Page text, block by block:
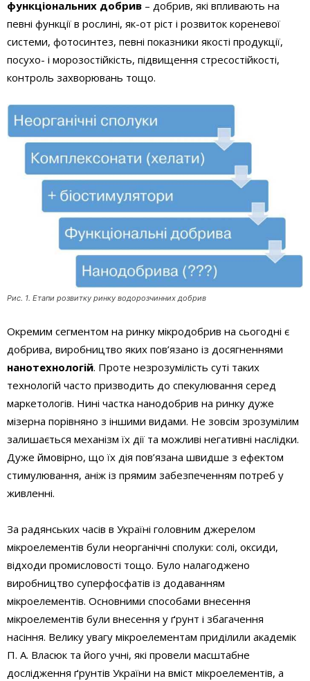
функціональних добрив – добрив, які впливають на
певні функції в рослині, як-от ріст і розвиток кореневої
системи, фотосинтез, певні показники якості продукції,
посухо- і морозостійкість, підвищення стресостійкості,
контроль захворювань тощо.
Рис. 1. Етапи розвитку ринку водорозчинних добрив
Окремим сегментом на ринку мікродобрив на сьогодні є
добрива, виробництво яких пов’язано із досягненнями
нанотехнологій. Проте незрозумілість суті таких
технологій часто призводить до спекулювання серед
маркетологів. Нині частка нанодобрив на ринку дуже
мізерна порівняно з іншими видами. Не зовсім зрозумілим
залишається механізм їх дії та можливі негативні наслідки.
Дуже ймовірно, що їх дія пов’язана швидше з ефектом
стимулювання, аніж із прямим забезпеченням потреб у
живленні.
За радянських часів в Україні головним джерелом
мікроелементів були неорганічні сполуки: солі, оксиди,
відходи промисловості тощо. Було налагоджено
виробництво суперфосфатів із додаванням
мікроелементів. Основними способами внесення
мікроелементів були внесення у ґрунт і збагачення
насіння. Велику увагу мікроелементам приділили академік
П. А. Власюк та його учні, які провели масштабне
дослідження ґрунтів України на вміст мікроелементів, а